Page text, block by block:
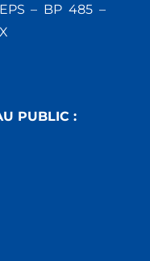
– BP 485 –
PUBLIC :